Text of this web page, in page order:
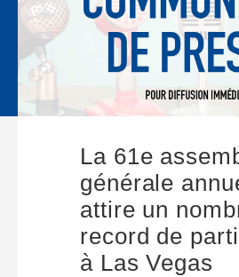
La 61e
générale
attire un
record de
à Las Vegas